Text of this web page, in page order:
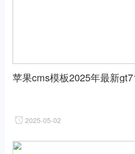
苹果cms模板2025年最新
2025-05-02